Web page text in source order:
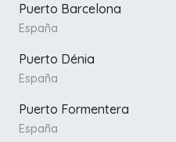
Puerto Barcelona
España
Puerto Dénia
España
Puerto Formentera
España